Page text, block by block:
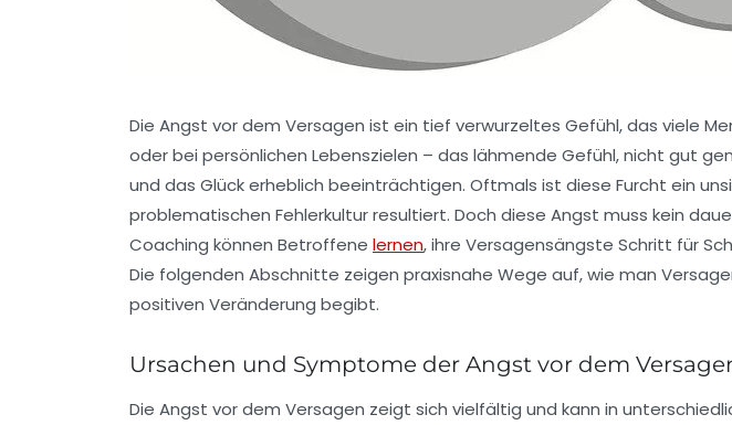
Die Angst vor dem Versagen ist ein tief verwurzeltes Gefühl, das viele
oder bei persönlichen Lebenszielen – das lähmende Gefühl, nicht gut
und das Glück erheblich beeinträchtigen. Oftmals ist diese Furcht ein
problematischen Fehlerkultur resultiert. Doch diese Angst muss kein
Coaching können Betroffene lernen, ihre Versagensängste Schritt für
Die folgenden Abschnitte zeigen praxisnahe Wege auf, wie man
positiven Veränderung begibt.
Ursachen und Symptome der Angst vor dem
Die Angst vor dem Versagen zeigt sich vielfältig und kann in